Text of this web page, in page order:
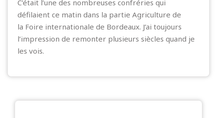
C’était l’une des nombreuses confréries qui
défilaient ce matin dans la partie Agriculture de
la Foire internationale de Bordeaux. J’ai toujours
l’impression de remonter plusieurs siècles quand je
les vois.